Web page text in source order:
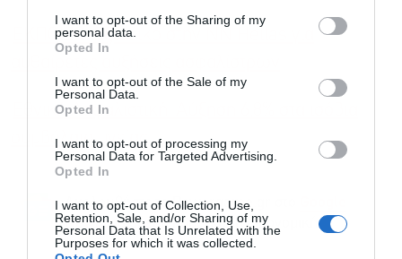
I want to opt-out of the Sharing of my
personal data.
Opted In
I want to opt-out of the Sale of my
Personal Data.
Opted In
I want to opt-out of processing my
Personal Data for Targeted Advertising.
Opted In
I want to opt-out of Collection, Use,
Retention, Sale, and/or Sharing of my
Personal Data that Is Unrelated with the
Purposes for which it was collected.
ΕΚΠΟΙΖΩ: Εξώδικο στην NN Hellas για
Εθνική Ασφαλιστική: Αύξηση 6,8% στα ισόβια
συμβόλαια υγείας
Ακολουθήστε το Powergame.gr στο
Newsγια άμεση και έγκυρη οικονομική
ενημέρωση!
Αποδέχομαι τους